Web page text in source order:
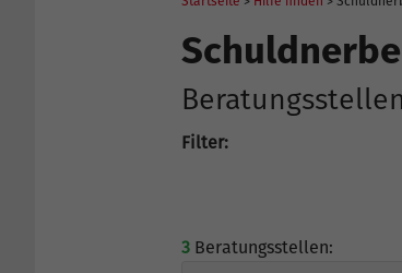
Filter:
3 Beratungsstellen: